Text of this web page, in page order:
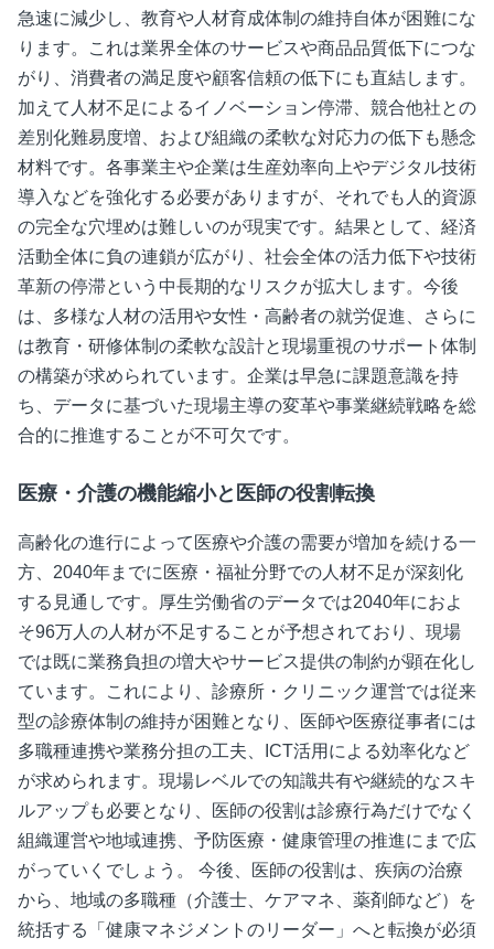
急速に減少し、教育や人材育成体制の維持自体が困難にな
ります。これは業界全体のサービスや商品品質低下につな
がり、消費者の満足度や顧客信頼の低下にも直結します。
加えて人材不足によるイノベーション停滞、競合他社との
差別化難易度増、および組織の柔軟な対応力の低下も懸念
材料です。各事業主や企業は生産効率向上やデジタル技術
導入などを強化する必要がありますが、それでも人的資源
の完全な穴埋めは難しいのが現実です。結果として、経済
活動全体に負の連鎖が広がり、社会全体の活力低下や技術
革新の停滞という中長期的なリスクが拡大します。今後
は、多様な人材の活用や女性・高齢者の就労促進、さらに
は教育・研修体制の柔軟な設計と現場重視のサポート体制
の構築が求められています。企業は早急に課題意識を持
ち、データに基づいた現場主導の変革や事業継続戦略を総
合的に推進することが不可欠です。
医療・介護の機能縮小と医師の役割転換
高齢化の進行によって医療や介護の需要が増加を続ける一
方、2040年までに医療・福祉分野での人材不足が深刻化
する見通しです。厚生労働省のデータでは2040年におよ
そ96万人の人材が不足することが予想されており、現場
では既に業務負担の増大やサービス提供の制約が顕在化し
ています。これにより、診療所・クリニック運営では従来
型の診療体制の維持が困難となり、医師や医療従事者には
多職種連携や業務分担の工夫、ICT活用による効率化など
が求められます。現場レベルでの知識共有や継続的なスキ
ルアップも必要となり、医師の役割は診療行為だけでなく
組織運営や地域連携、予防医療・健康管理の推進にまで広
がっていくでしょう。 今後、医師の役割は、疾病の治療
から、地域の多職種（介護士、ケアマネ、薬剤師など）を
統括する「健康マネジメントのリーダー」へと転換が必須